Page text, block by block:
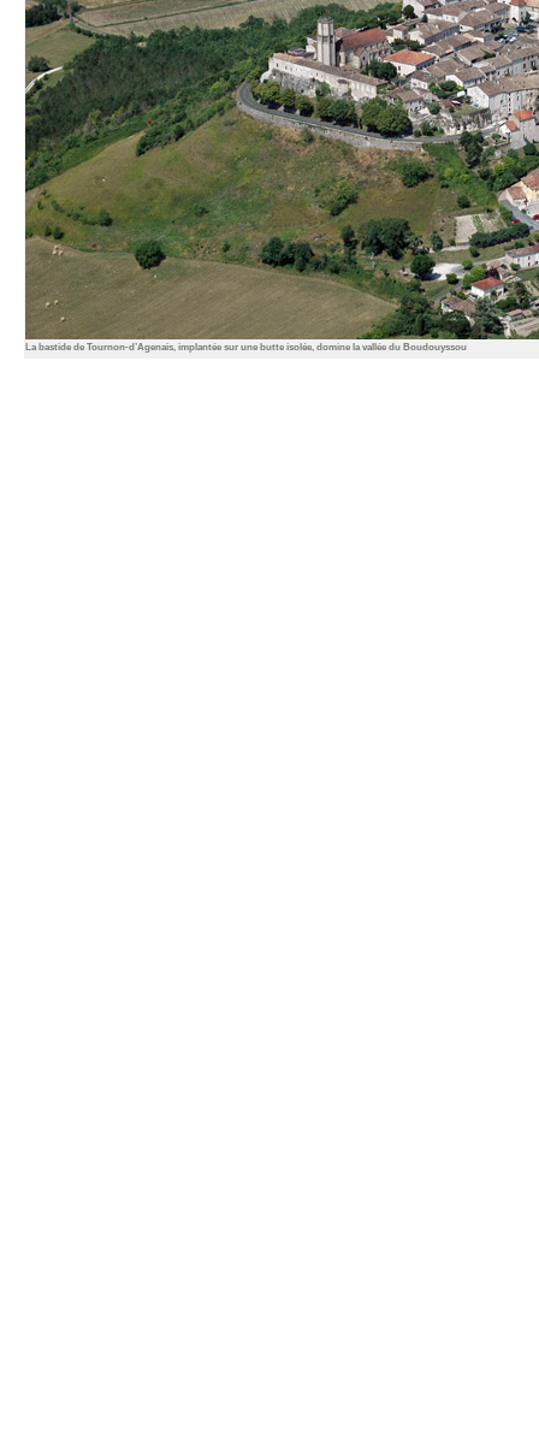
La bastide de Tournon-d’Agenais, implantée sur une butte isolée, domine la vallée du Boudouyssou